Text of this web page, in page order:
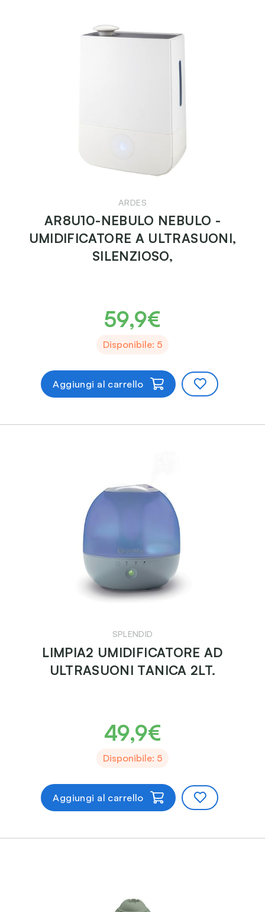
ARDES
AR8U10-NEBULO NEBULO -
UMIDIFICATORE A ULTRASUONI,
SILENZIOSO,
59,9€
Disponibile: 5
Aggiungi al carrello
SPLENDID
LIMPIA2 UMIDIFICATORE AD
ULTRASUONI TANICA 2LT.
49,9€
Disponibile: 5
Aggiungi al carrello